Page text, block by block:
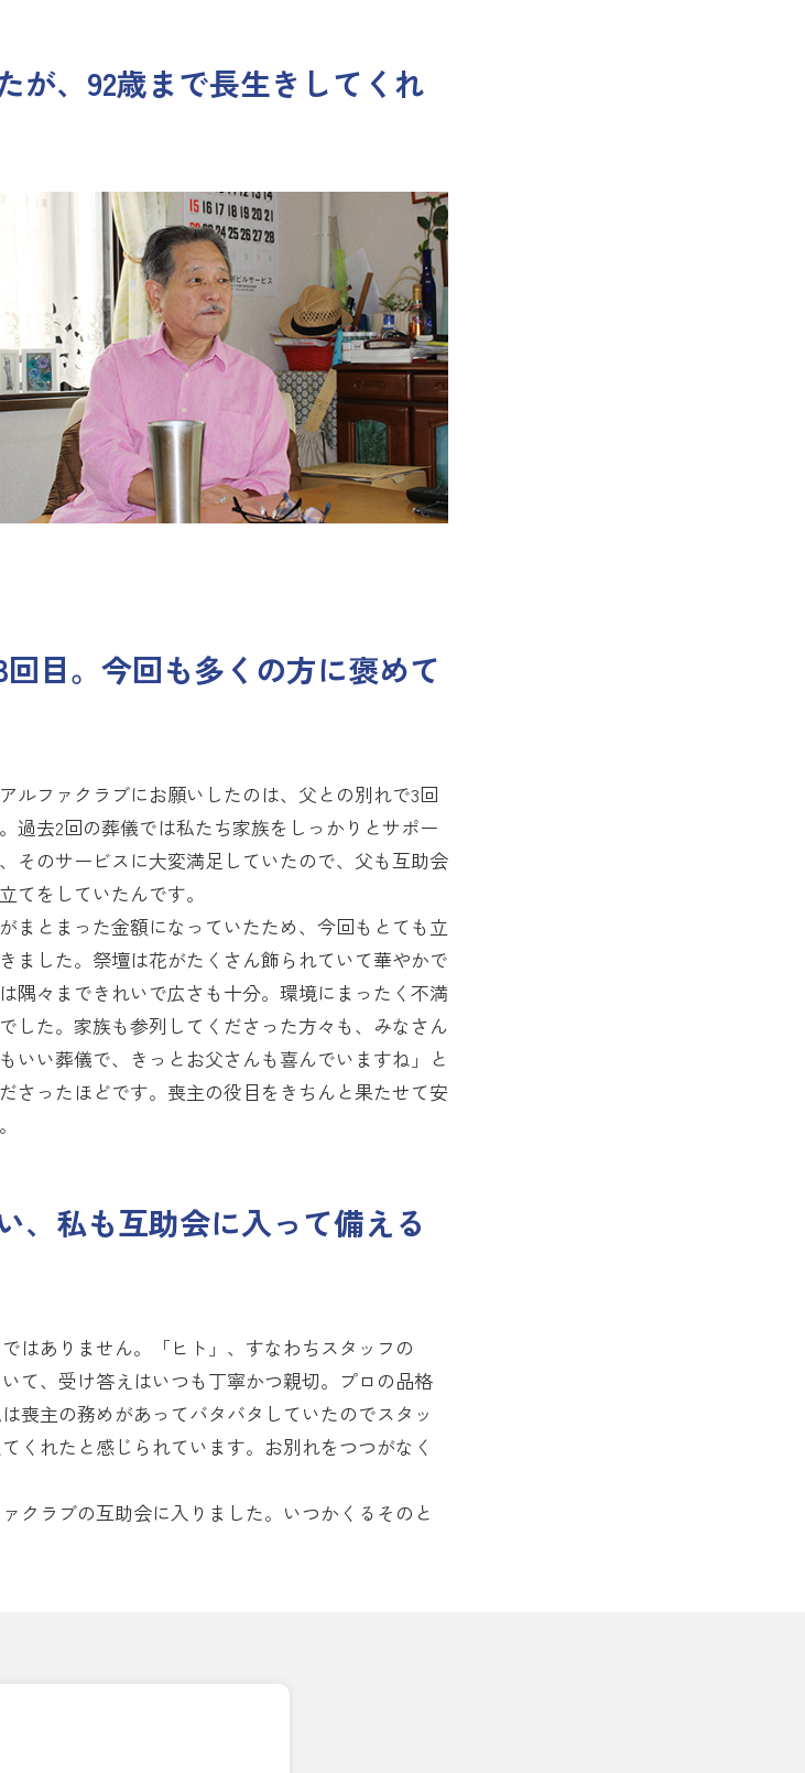
が、92歳まで長生きしてくれ
目。今回も多くの方に褒めて
ルファクラブにお願いしたのは、父との別れで3回
過去2回の葬儀では私たち家族をしっかりとサポー
そのサービスに大変満足していたので、父も互助会
てをしていたんです。
まとまった金額になっていたため、今回もとても立
ました。祭壇は花がたくさん飾られていて華やかで
隅々まできれいで広さも十分。環境にまったく不満
した。家族も参列してくださった方々も、みなさん
いい葬儀で、きっとお父さんも喜んでいますね」と
さったほどです。喪主の役目をきちんと果たせて安
、私も互助会に入って備える
はありません。「ヒト」、すなわちスタッフの
て、受け答えはいつも丁寧かつ親切。プロの品格
喪主の務めがあってバタバタしていたのでスタッ
くれたと感じられています。お別れをつつがなく
クラブの互助会に入りました。いつかくるそのと